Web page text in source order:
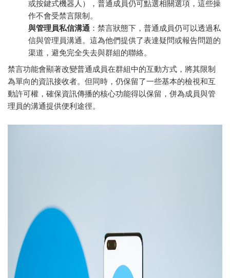
或按鍵式機器人），普通成員仍可點選相關選項，這些操
作不會受禁言限制。
與管理員私信溝通 ：禁言狀態下，普通成員仍可以透過私
信與管理員溝通。這為他們提供了表達疑問或報告問題的
渠道，避免完全失去與群組的聯絡。
禁言功能會顯著改變普通成員在群組中的互動方式，將其限制
為單向的資訊接收者。但同時，仍保留了一些基本的檢視和互
動許可權，確保資訊傳播的核心功能得以保留，併為成員與管
理員的溝通提供便利途徑。